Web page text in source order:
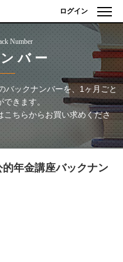
ログイン
Number
バー
バックナンバーを、1ヶ月ごと
きます。
こちらからお買い求めくださ
年金講座バックナン